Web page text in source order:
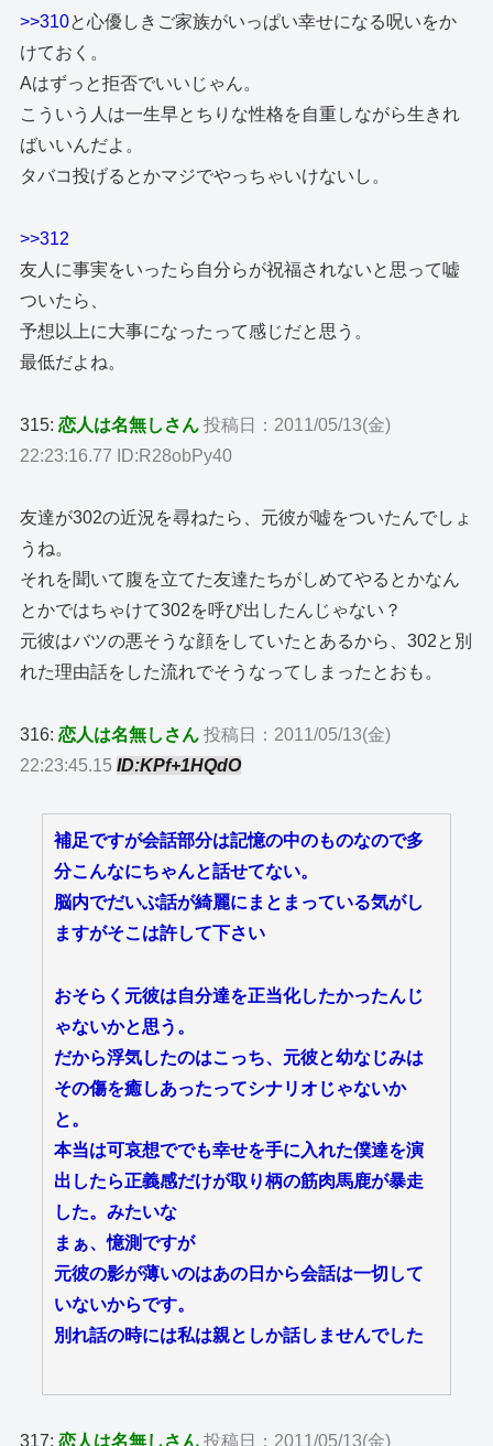
>>310と心優しきご家族がいっぱい幸せになる呪いをか
けておく。
Aはずっと拒否でいいじゃん。
こういう人は一生早とちりな性格を自重しながら生きれ
ばいいんだよ。
タバコ投げるとかマジでやっちゃいけないし。
>>312
友人に事実をいったら自分らが祝福されないと思って嘘
ついたら、
予想以上に大事になったって感じだと思う。
最低だよね。
315:恋人は名無しさん 投稿日：2011/05/13(金)
22:23:16.77 ID:R28obPy40
友達が302の近況を尋ねたら、元彼が嘘をついたんでしょ
うね。
それを聞いて腹を立てた友達たちがしめてやるとかなん
とかではちゃけて302を呼び出したんじゃない？
元彼はバツの悪そうな顔をしていたとあるから、302と別
れた理由話をした流れでそうなってしまったとおも。
316:恋人は名無しさん 投稿日：2011/05/13(金)
22:23:45.15ID:KPf+1HQdO
補足ですが会話部分は記憶の中のものなので多
分こんなにちゃんと話せてない。
脳内でだいぶ話が綺麗にまとまっている気がし
ますがそこは許して下さい
おそらく元彼は自分達を正当化したかったんじ
ゃないかと思う。
だから浮気したのはこっち、元彼と幼なじみは
その傷を癒しあったってシナリオじゃないか
と。
本当は可哀想ででも幸せを手に入れた僕達を演
出したら正義感だけが取り柄の筋肉馬鹿が暴走
した。みたいな
まぁ、憶測ですが
元彼の影が薄いのはあの日から会話は一切して
いないからです。
別れ話の時には私は親としか話しませんでした
317:恋人は名無しさん 投稿日：2011/05/13(金)